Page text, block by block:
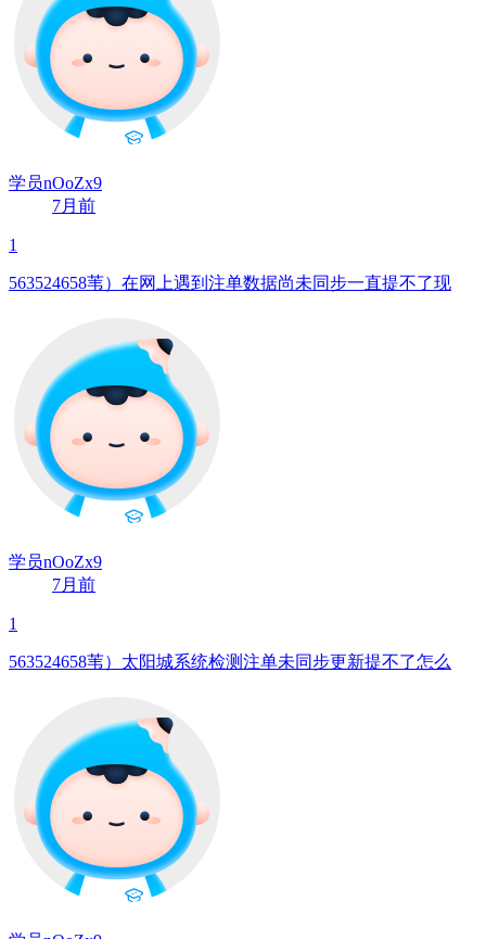
学员nOoZx9
7月前
1
563524658苇）在网上遇到注单数据尚未同步一直提不了现
学员nOoZx9
7月前
1
563524658苇）太阳城系统检测注单未同步更新提不了怎么